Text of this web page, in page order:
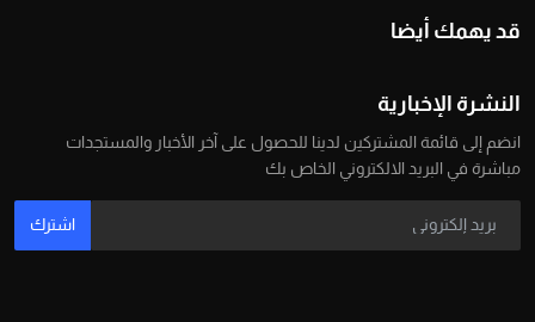
قد يهمك أيضا
النشرة الإخبارية
انضم إلى قائمة المشتركين لدينا للحصول على آخر الأخبار والمستجدات
مباشرة في البريد الالكتروني الخاص بك
اشترك